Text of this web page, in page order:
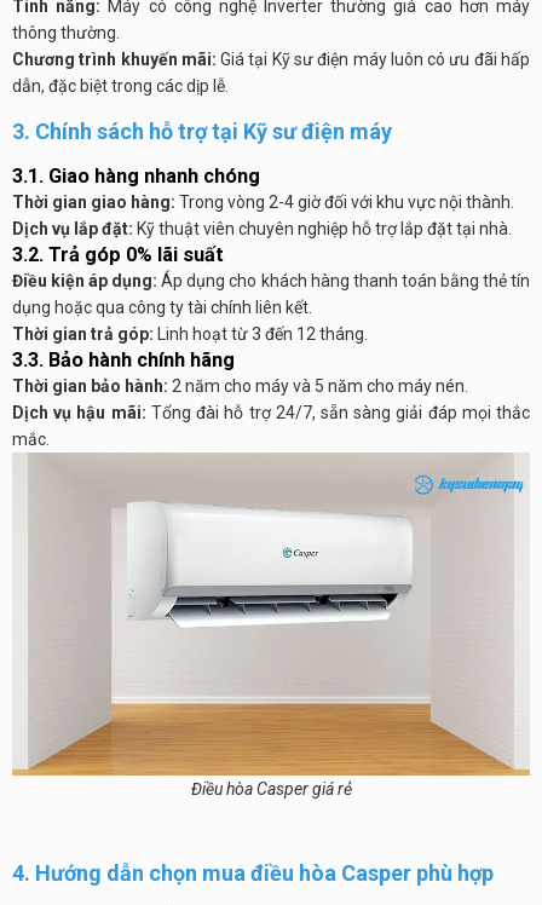
Tính năng: Máy có công nghệ Inverter thường giá cao hơn máy
thông thường.
Chương trình khuyến mãi: Giá tại Kỹ sư điện máy luôn có ưu đãi hấp
dẫn, đặc biệt trong các dịp lễ.
3. Chính sách hỗ trợ tại Kỹ sư điện máy
3.1. Giao hàng nhanh chóng
Thời gian giao hàng: Trong vòng 2-4 giờ đối với khu vực nội thành.
Dịch vụ lắp đặt: Kỹ thuật viên chuyên nghiệp hỗ trợ lắp đặt tại nhà.
3.2. Trả góp 0% lãi suất
Điều kiện áp dụng: Áp dụng cho khách hàng thanh toán bằng thẻ tín
dụng hoặc qua công ty tài chính liên kết.
Thời gian trả góp: Linh hoạt từ 3 đến 12 tháng.
3.3. Bảo hành chính hãng
Thời gian bảo hành: 2 năm cho máy và 5 năm cho máy nén.
Dịch vụ hậu mãi: Tổng đài hỗ trợ 24/7, sẵn sàng giải đáp mọi thắc
mắc.
Điều hòa Casper giá rẻ
4. Hướng dẫn chọn mua điều hòa Casper phù hợp